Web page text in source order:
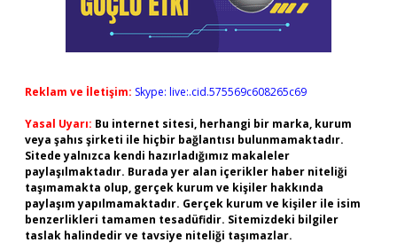
Reklam ve İletişim: Skype: live:.cid.575569c608265c69
Yasal Uyarı: Bu internet sitesi, herhangi bir marka, kurum
veya şahıs şirketi ile hiçbir bağlantısı bulunmamaktadır.
Sitede yalnızca kendi hazırladığımız makaleler
paylaşılmaktadır. Burada yer alan içerikler haber niteliği
taşımamakta olup, gerçek kurum ve kişiler hakkında
paylaşım yapılmamaktadır. Gerçek kurum ve kişiler ile isim
benzerlikleri tamamen tesadüfidir. Sitemizdeki bilgiler
taslak halindedir ve tavsiye niteliği taşımazlar.